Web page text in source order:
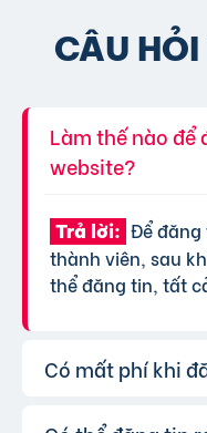
CÂU
Làm thế nào để
website?
Trả lời: Để đăng
thành viên, sau
thể đăng tin, tất
Có mất phí khi